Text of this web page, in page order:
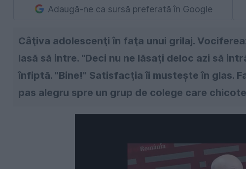
Adaugă-ne ca sursă preferată în Google
Câţiva adolescenţi în faţa unui grilaj.
lasă să intre. "Deci nu ne lăsaţi deloc azi să
înfiptă. "Bine!" Satisfacţia îi musteşte în glas.
pas alegru spre un grup de colege care